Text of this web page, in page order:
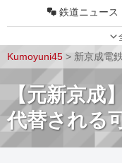
鉄道ニュース
車両技術
ルール
Kumoyuni45 > 新京成電鉄
【元新京成
代替される